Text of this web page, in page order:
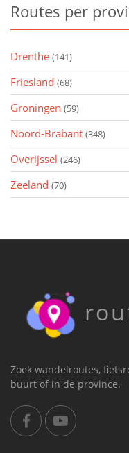
Routes per
Drenthe (141)
Friesland (68)
Groningen (59)
Noord-Brabant (348)
Overijssel (246)
Zeeland (70)
Zoek wandelroutes,
buurt of in de province.